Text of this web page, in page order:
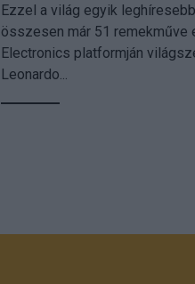
Ezzel a világ egyik
összesen már 51 remekműve
Electronics platformján
Leonardo...